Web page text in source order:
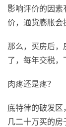
影响评价的因
价，通货膨胀会
那么，买房后，
了，每年交税，
肉疼还是疼？
底特律的破发
几二十万买的